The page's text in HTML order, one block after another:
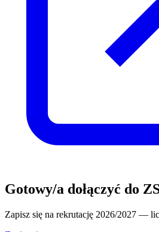
Gotowy/a dołączyć do
Zapisz się na rekrutację 2026/2027 —